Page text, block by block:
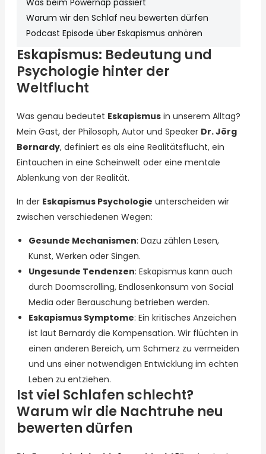
Warum wir den Schlaf neu bewerten dürfen
Podcast Episode über Eskapismus anhören
Eskapismus: Bedeutung und
Psychologie hinter der
Weltflucht
Was genau bedeutet Eskapismusin unserem Alltag?
Mein Gast, der Philosoph, Autor und Speaker Dr. Jörg
Bernardy, definiert es als eine Realitätsflucht, ein
Eintauchen in eine Scheinwelt oder eine mentale
Ablenkung von der Realität.
In der Eskapismus Psychologie unterscheiden wir
zwischen verschiedenen Wegen:
Gesunde Mechanismen: Dazu zählen Lesen,
Kunst, Werken oder Singen.
Ungesunde Tendenzen: Eskapismus kann auch
durch Doomscrolling, Endlosenkonsum von Social
Media oder Berauschung betrieben werden.
Eskapismus Symptome: Ein kritisches Anzeichen
ist laut Bernardy die Kompensation. Wir flüchten in
einen anderen Bereich, um Schmerz zu vermeiden
und uns einer notwendigen Entwicklung im echten
Leben zu entziehen.
Ist viel Schlafen schlecht?
Warum wir die Nachtruhe neu
bewerten dürfen